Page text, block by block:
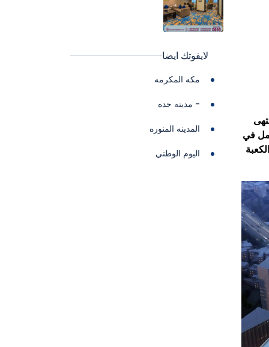
في
إعادة بناء الكعبة
لايفوتك ايضا
مكه المكرمه
- مدينه جده
المدينه المنوره
اليوم الوطني